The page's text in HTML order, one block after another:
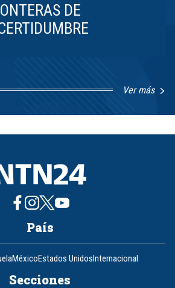
DE
Ver más
País
MéxicoEstados UnidosInternacional
Secciones